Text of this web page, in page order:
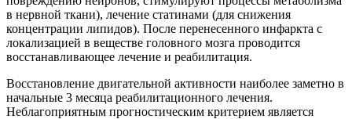
в нервной ткани), лечение статинами (для снижения
концентрации липидов). После перенесенного инфаркта с
локализацией в веществе головного мозга проводится
восстанавливающее лечение и реабилитация.
Восстановление двигательной активности наиболее заметно в
начальные 3 месяца реабилитационного лечения.
Неблагоприятным прогностическим критерием является